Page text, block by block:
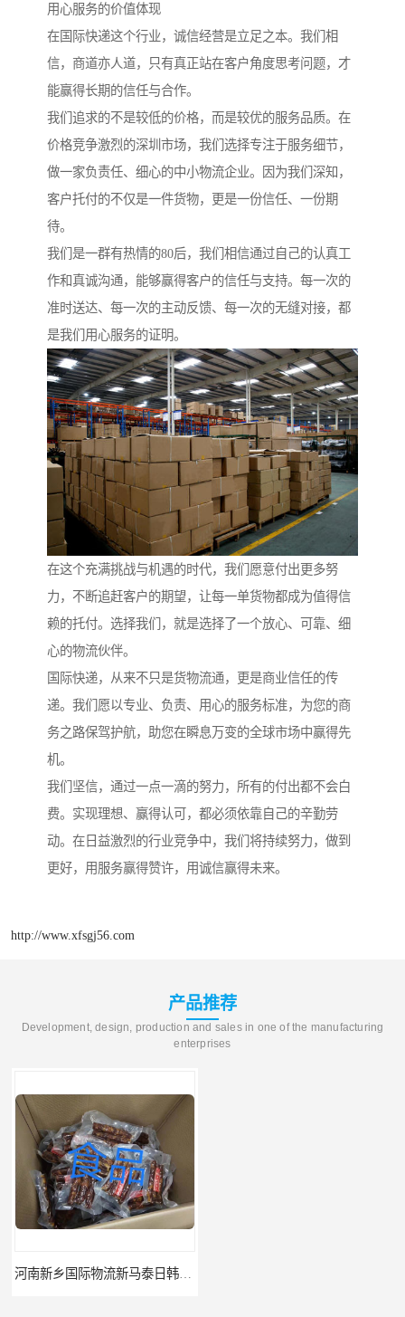
用心服务的价值体现
在国际快递这个行业，诚信经营是立足之本。我们相
信，商道亦人道，只有真正站在客户角度思考问题，才
能赢得长期的信任与合作。
我们追求的不是较低的价格，而是较优的服务品质。在
价格竞争激烈的深圳市场，我们选择专注于服务细节，
做一家负责任、细心的中小物流企业。因为我们深知，
客户托付的不仅是一件货物，更是一份信任、一份期
待。
我们是一群有热情的80后，我们相信通过自己的认真工
作和真诚沟通，能够赢得客户的信任与支持。每一次的
准时送达、每一次的主动反馈、每一次的无缝对接，都
是我们用心服务的证明。
在这个充满挑战与机遇的时代，我们愿意付出更多努
力，不断追赶客户的期望，让每一单货物都成为值得信
赖的托付。选择我们，就是选择了一个放心、可靠、细
心的物流伙伴。
国际快递，从来不只是货物流通，更是商业信任的传
递。我们愿以专业、负责、用心的服务标准，为您的商
务之路保驾护航，助您在瞬息万变的全球市场中赢得先
机。
我们坚信，通过一点一滴的努力，所有的付出都不会白
费。实现理想、赢得认可，都必须依靠自己的辛勤劳
动。在日益激烈的行业竞争中，我们将持续努力，做到
更好，用服务赢得赞许，用诚信赢得未来。
http://www.xfsgj56.com
产品推荐
Development, design, production and sales in one of the manufacturing
enterprises
河南新乡国际物流新马泰日韩菲律宾老挝缅甸印尼柬埔寨双清包税